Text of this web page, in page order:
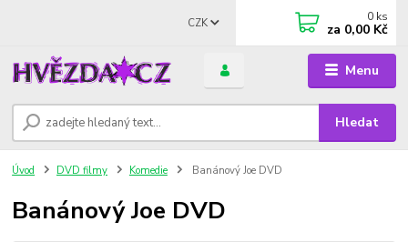
Menu
CZK
Hledat
0 ks
za 0,00 Kč
Úvod DVD filmy Komedie Banánový Joe DVD
Banánový Joe DVD